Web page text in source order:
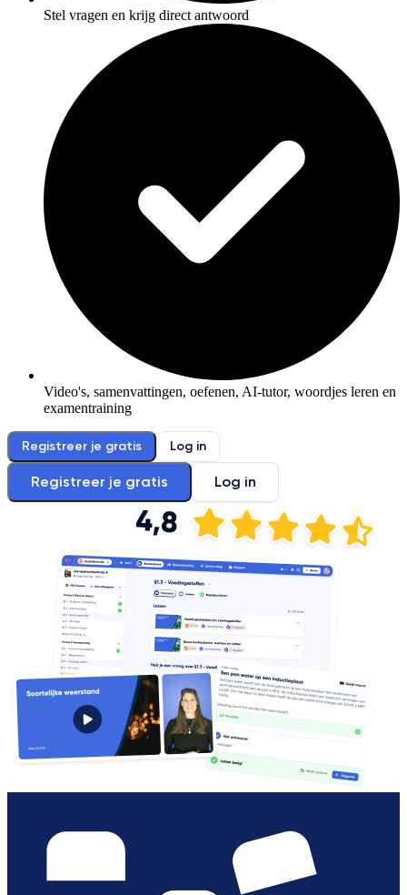
Stel vragen en krijg direct antwoord
Video's, samenvattingen, oefenen, AI-tutor, woordjes leren en
examentraining
Registreer je gratis Log in
Registreer je gratis Log in